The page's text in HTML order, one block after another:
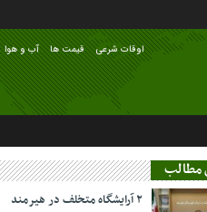
آب و هوا قیمت ها اوقات شرعی
مطالب
۲ آرایشگاه متخلف در هیرمند